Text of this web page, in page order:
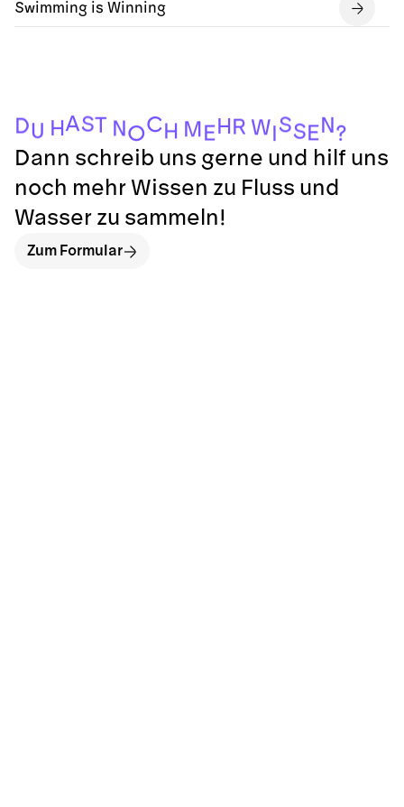
Swimming is Winning
DU H AST N OCH M E H R WISSEN?
Dann schreib uns gerne und hilf uns
noch mehr Wissen zu Fluss und
Wasser zu sammeln!
Zum Formular